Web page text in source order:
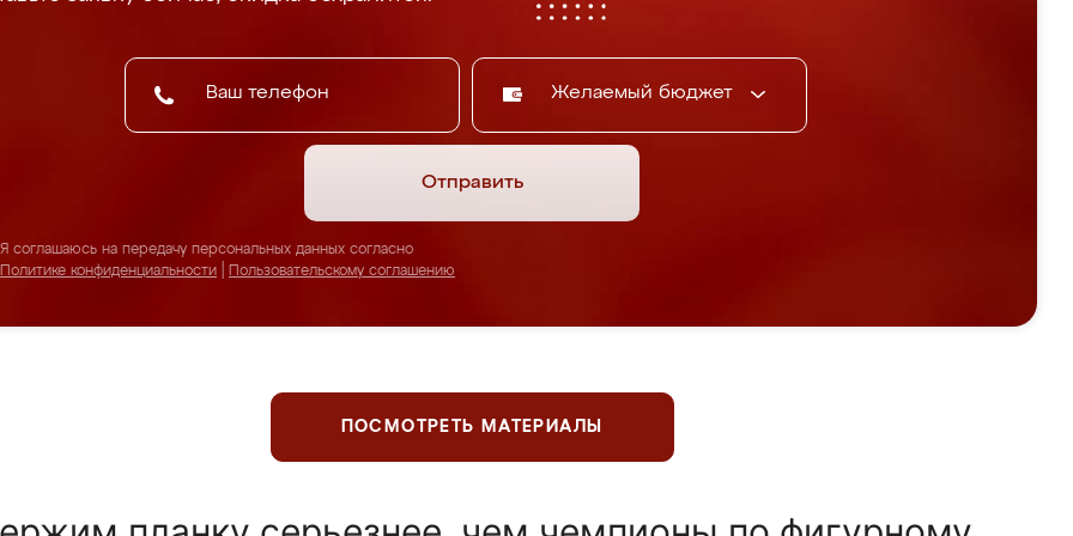
Желаемый бюджет
Отправить
Я соглашаюсь на передачу персональных данных согласно
Политике конфиденциальности
Пользовательскому соглашению
ПОСМОТРЕТЬ МАТЕРИАЛЫ